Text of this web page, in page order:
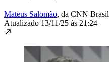
Mateus Salomão, da CNN Brasil
Atualizado 13/11/25 às 21:24